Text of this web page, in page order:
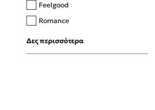
Feelgood
Romance
Upmarket
Young Adult
Δες περισσότερα